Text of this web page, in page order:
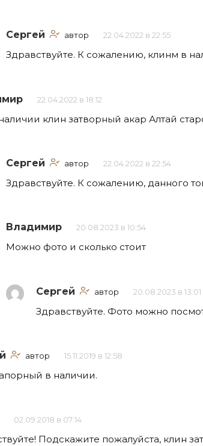
Сергей автор 22.04.2022 в 22:55
Здравствуйте. К сожалению, клинм в
22.04.2022 в 18:12
клин затворный акар Алтай
Сергей автор 22.04.2022 в 22:54
Здравствуйте. К сожалению, данного
Владимир 20.08.2023 в 10:54
Можно фото и сколько стоит
Сергей автор 20.08.2023 в 13:01
Здравствуйте. Фото можно
автор 15.11.2019 в 12:58
в наличии.
02.09.2018 в 07:14
Подскажите пожалуйста, клин